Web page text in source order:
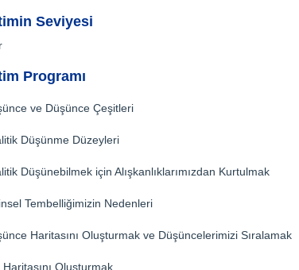
Seviyesi
Programı
ve Düşünce Çeşitleri
Düşünme Düzeyleri
Düşünebilmek için Alışkanlıklarımızdan Kurtulmak
Tembelliğimizin Nedenleri
Haritasını Oluşturmak ve Düşüncelerimizi Sıralamak
Haritasını Oluşturmak